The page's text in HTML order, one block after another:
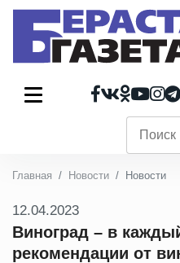
Главная Новости Новости
12.04.2023
Виноград – в
рекомендации от